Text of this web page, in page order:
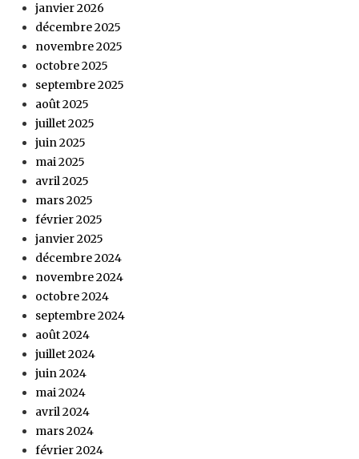
janvier 2026
décembre 2025
novembre 2025
octobre 2025
septembre 2025
août 2025
juillet 2025
juin 2025
mai 2025
avril 2025
mars 2025
février 2025
janvier 2025
décembre 2024
novembre 2024
octobre 2024
septembre 2024
août 2024
juillet 2024
juin 2024
mai 2024
avril 2024
mars 2024
février 2024